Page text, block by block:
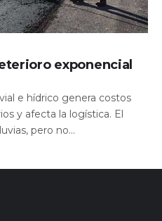
exponencial
e hídrico genera costos
y afecta la logística. El
pero no...